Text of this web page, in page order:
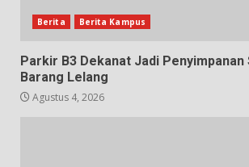
Berita Berita Kampus
Parkir B3 Dekanat Jadi
Barang Lelang
Agustus 4, 2026